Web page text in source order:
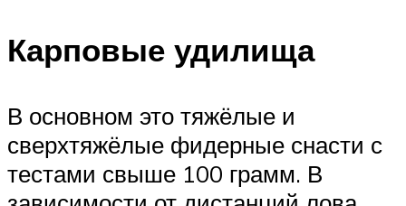
Карповые удилища
В основном это тяжёлые и
сверхтяжёлые фидерные снасти с
тестами свыше 100 грамм. В